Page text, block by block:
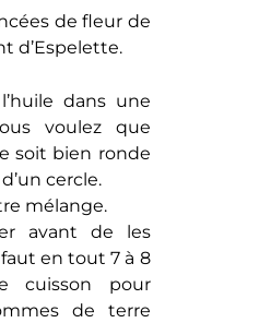
de fleur de
d’Espelette.
dans une
voulez que
soit bien ronde
cercle.
mélange.
avant de les
en tout 7 à 8
cuisson pour
de terre